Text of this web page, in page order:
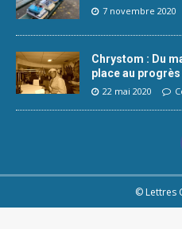
7 novembre 2020
Chrystom : Du
place au progrès
22 mai 2020
© Lettres